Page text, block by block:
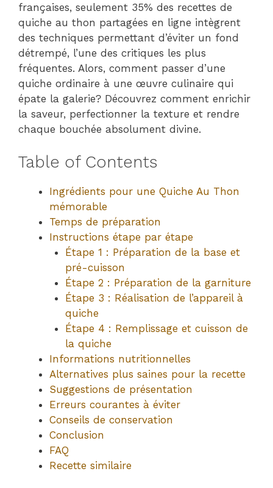
françaises, seulement 35% des recettes de
quiche au thon partagées en ligne intègrent
des techniques permettant d’éviter un fond
détrempé, l’une des critiques les plus
fréquentes. Alors, comment passer d’une
quiche ordinaire à une œuvre culinaire qui
épate la galerie? Découvrez comment enrichir
la saveur, perfectionner la texture et rendre
chaque bouchée absolument divine.
Table of Contents
Ingrédients pour une Quiche Au Thon
mémorable
Temps de préparation
Instructions étape par étape
Étape 1 : Préparation de la base et
pré-cuisson
Étape 2 : Préparation de la garniture
Étape 3 : Réalisation de l’appareil à
quiche
Étape 4 : Remplissage et cuisson de
la quiche
Informations nutritionnelles
Alternatives plus saines pour la recette
Suggestions de présentation
Erreurs courantes à éviter
Conseils de conservation
Conclusion
FAQ
Recette similaire